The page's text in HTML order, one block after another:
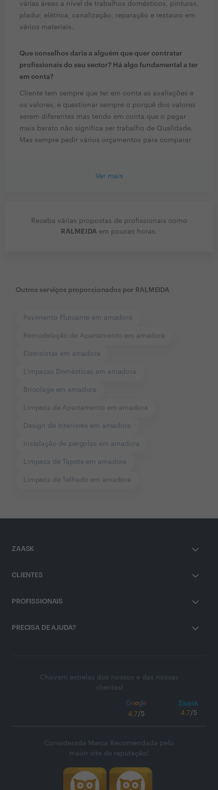
várias áreas a nível de trabalhos domésticos, pinturas,
pladur, elétrica, canalização, reparação e restauro em
vários materiais.
Que conselhos daria a alguém que quer contratar
profissionais do seu sector? Há algo fundamental a ter
em conta?
Cliente tem sempre que ter em conta as avaliações e
os valores, e questionar sempre o porquê dos valores
serem diferentes mas tendo em conta que o pagar
mais barato não significa ser trabalho de Qualidade.
Mas sempre pedir vários orçamentos para comparar
Ver mais
Receba várias propostas de profissionais como
RALMEIDA em poucas horas.
Outros serviços proporcionados por RALMEIDA
Pavimento Flutuante em amadora
Remodelação de Apartamento em amadora
Eletricistas em amadora
Limpezas Domésticas em amadora
Bricolage em amadora
Limpeza de Apartamento em amadora
Design de Interiores em amadora
instalação de pergolas em amadora
Limpeza de Tapete em amadora
Limpeza de Telhado em amadora
ZAASK
CLIENTES
PROFISSIONAIS
PRECISA DE AJUDA?
Chovem estrelas dos nossos e das nossas
clientes!
4.7/5 4.7/5
Considerada Marca Recomendada pelo
maior site de reputação!